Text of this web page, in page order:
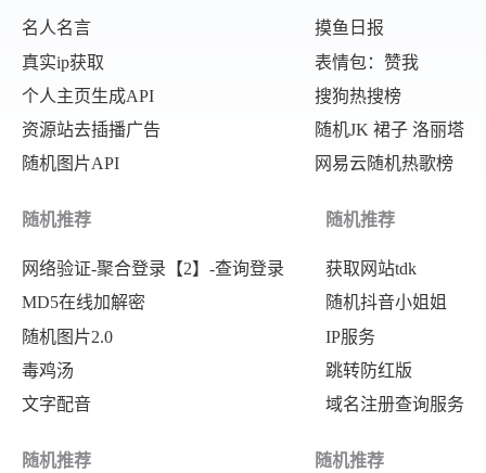
名人名言
真实ip获取
个人主页生成API
资源站去插播广告
随机图片API
摸鱼日报
表情包：赞我
搜狗热搜榜
随机JK 裙子 洛丽塔
网易云随机热歌榜
随机推荐
网络验证-聚合登录【2】-查询登录
MD5在线加解密
随机图片2.0
毒鸡汤
文字配音
随机推荐
获取网站tdk
随机抖音小姐姐
IP服务
跳转防红版
域名注册查询服务
随机推荐 随机推荐